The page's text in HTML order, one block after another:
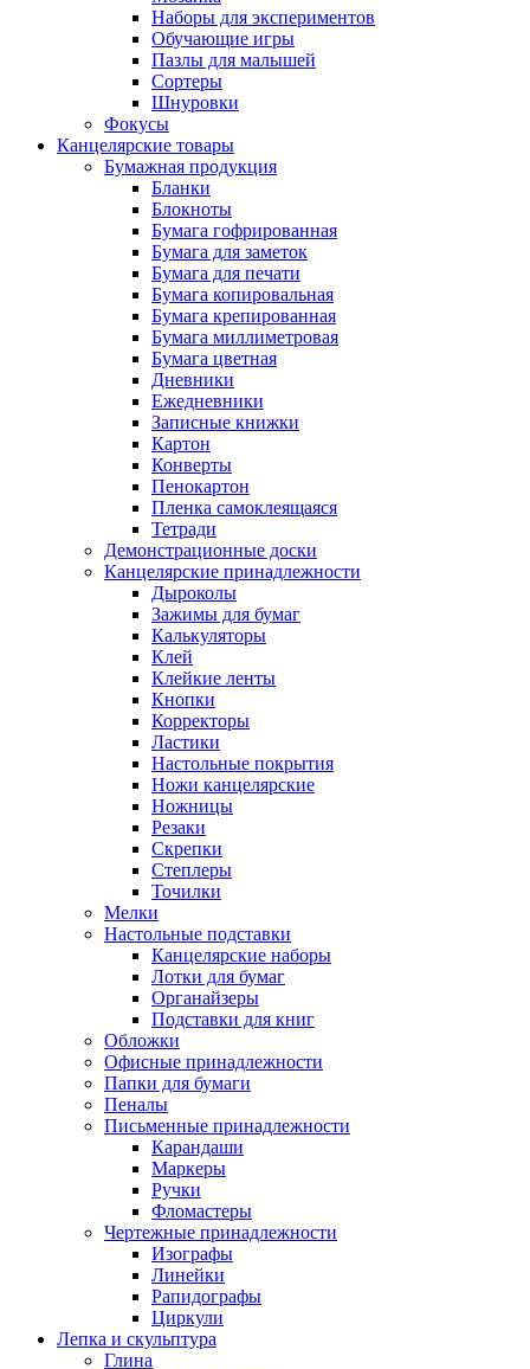
Наборы для экспериментов
Обучающие игры
Пазлы для малышей
Сортеры
Шнуровки
Фокусы
Канцелярские товары
Бумажная продукция
Бланки
Блокноты
Бумага гофрированная
Бумага для заметок
Бумага для печати
Бумага копировальная
Бумага крепированная
Бумага миллиметровая
Бумага цветная
Дневники
Ежедневники
Записные книжки
Картон
Конверты
Пенокартон
Пленка самоклеящаяся
Тетради
Демонстрационные доски
Канцелярские принадлежности
Дыроколы
Зажимы для бумаг
Калькуляторы
Клей
Клейкие ленты
Кнопки
Корректоры
Ластики
Настольные покрытия
Ножи канцелярские
Ножницы
Резаки
Скрепки
Степлеры
Точилки
Мелки
Настольные подставки
Канцелярские наборы
Лотки для бумаг
Органайзеры
Подставки для книг
Обложки
Офисные принадлежности
Папки для бумаги
Пеналы
Письменные принадлежности
Карандаши
Маркеры
Ручки
Фломастеры
Чертежные принадлежности
Изографы
Линейки
Рапидографы
Циркули
Лепка и скульптура
Глина